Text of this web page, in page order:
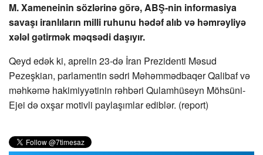
M. Xameneinin sözlərinə görə, ABŞ-nin informasiya
savaşı iranlıların milli ruhunu hədəf alıb və həmrəyliyə
xələl gətirmək məqsədi daşıyır.
Qeyd edək ki, aprelin 23-də İran Prezidenti Məsud
Pezeşkian, parlamentin sədri Məhəmmədbaqer Qalibaf və
məhkəmə hakimiyyətinin rəhbəri Qulamhüseyn Möhsüni-
Ejei də oxşar motivli paylaşımlar ediblər. (report)